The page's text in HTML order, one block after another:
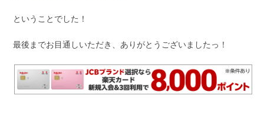
ということでした！
最後までお目通しいただき、ありがとうございましたっ！